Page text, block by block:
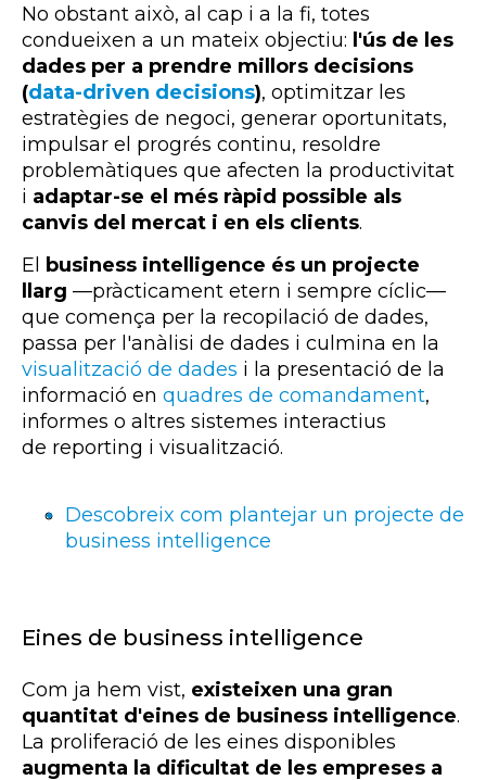
No obstant això, al cap i a la fi, totes
condueixen a un mateix objectiu: l'ús de les
dades per a prendre millors decisions
(data-driven decisions), optimitzar les
estratègies de negoci, generar oportunitats,
impulsar el progrés continu, resoldre
problemàtiques que afecten la productivitat
i adaptar-se el més ràpid possible als
canvis del mercat i en els clients.
El
business intelligence és un projecte
llarg —pràcticament etern i sempre cíclic—
que comença per la recopilació de dades,
passa per l'anàlisi de dades i culmina en la
visualització de dades i la presentació de la
informació en quadres de comandament,
informes o altres sistemes interactius
de reporting i visualització.
Descobreix com plantejar un projecte de
business intelligence
Eines de business intelligence
Com ja hem vist, existeixen una gran
quantitat d'eines de business intelligence.
La proliferació de les eines disponibles
augmenta la dificultat de les empreses a